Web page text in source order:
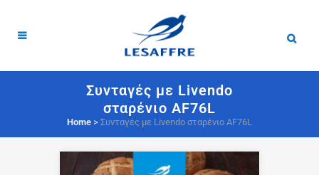
Συνταγές με Livendo
σταρένιο AF76L
Home > Συνταγές με Livendo σταρένιο AF76L